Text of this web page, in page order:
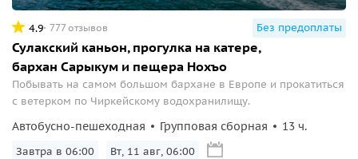
4.9 777 отзывов Без предоплаты
Сулакский каньон, прогулка на катере,
бархан Сарыкум и пещера Нохъо
Побывать на самом большом бархане в Европе и прокатиться
с ветерком по Чиркейскому водохранилищу.
Автобусно-пешеходная Групповая сборная 13 ч.
Завтра в 06:00 Вт, 11 авг, 06:00